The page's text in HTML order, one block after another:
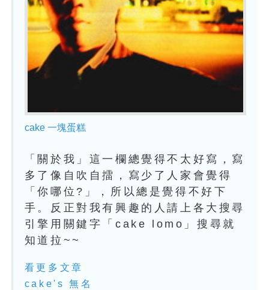
cake 一塊蛋糕
「關於我」這一欄總覺得不太好寫，寫
多了像自吹自擂，寫少了人家會覺得
「你哪位?」，所以總是覺得不好下
手。反正對我有興趣的人請上各大搜尋
引擎用關鍵字「cake lomo」搜尋就
知道拉~~
看更多文章
cake's 無名